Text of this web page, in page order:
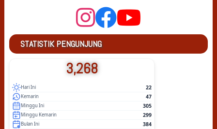
STATISTIK PENGUNJUNG
3,268
Hari Ini 22
Kemarin 47
Minggu Ini 305
Minggu Kemarin 299
Bulan Ini 384